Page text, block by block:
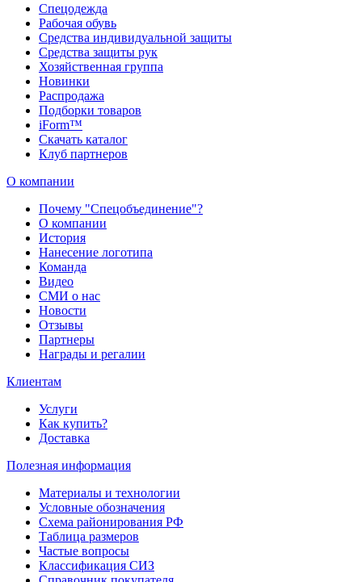
Спецодежда
Рабочая обувь
Средства индивидуальной защиты
Средства защиты рук
Хозяйственная группа
Новинки
Распродажа
Подборки товаров
iForm™
Скачать каталог
Клуб партнеров
О компании
Почему "Спецобъединение"?
О компании
История
Нанесение логотипа
Команда
Видео
СМИ о нас
Новости
Отзывы
Партнеры
Награды и регалии
Клиентам
Услуги
Как купить?
Доставка
Полезная информация
Материалы и технологии
Условные обозначения
Схема районирования РФ
Таблица размеров
Частые вопросы
Классификация СИЗ